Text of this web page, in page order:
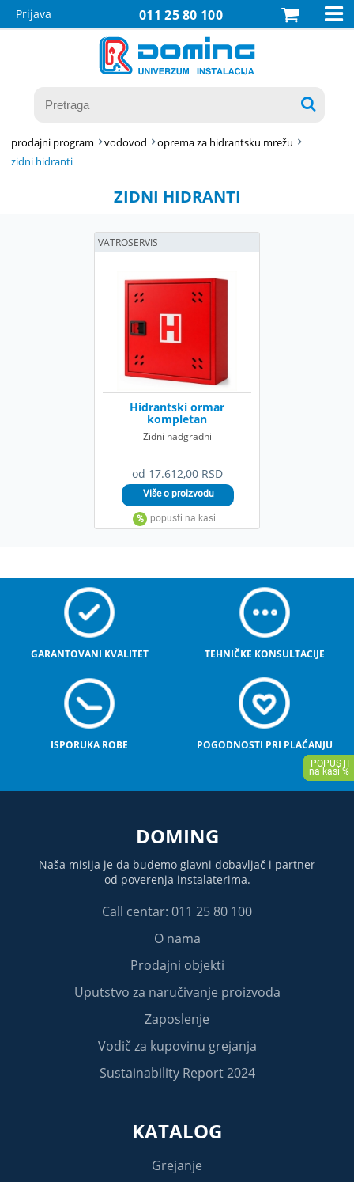
011 25 80 100
Prijava 

prodajni program vodovod
oprema za hidrantsku mrežu
zidni hidranti
ZIDNI HIDRANTI
od 17.612,00 RSD
Hidrantski ormar
kompletan
Zidni nadgradni
VATROSERVIS
GARANTOVANI KVALITET TEHNIČKE KONSULTACIJE
ISPORUKA ROBE POGODNOSTI PRI PLAĆANJU
DOMING
Naša misija je da budemo glavni dobavljač i partner
od poverenja instalaterima.
Call centar: 011 25 80 100
O nama
Prodajni objekti
Uputstvo za naručivanje proizvoda
Zaposlenje
Vodič za kupovinu grejanja
Sustainability Report 2024
KATALOG
Grejanje